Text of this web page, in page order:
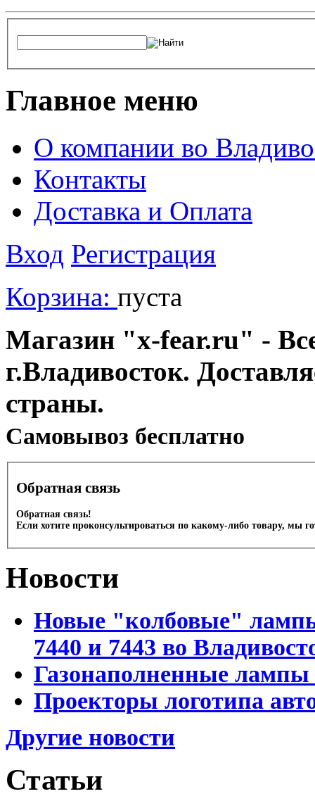
Главное меню
О компании во
Контакты
Доставка и Оплата
Вход Регистрация
Корзина: пуста
Магазин "x-fear.ru" -
г.Владивосток.
страны.
Cамовывоз бесплатно
Обратная связь
Обратная связь!
Если хотите проконсультироваться по какому-либо товару, мы
Новости
Новые "колбовые"
7440 и 7443 во
Газонаполненные лампы
Проекторы логотипа
Другие новости
Статьи